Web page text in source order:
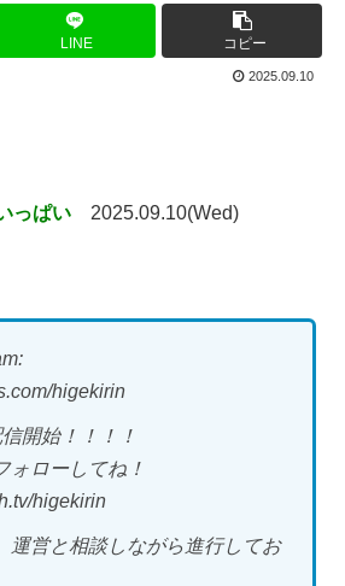
LINE コピー
2025.09.10
っぱい 2025.09.10(Wed)
higekirin
開始！！！！
ォローしてね！
higekirin
運営と相談しながら進行してお